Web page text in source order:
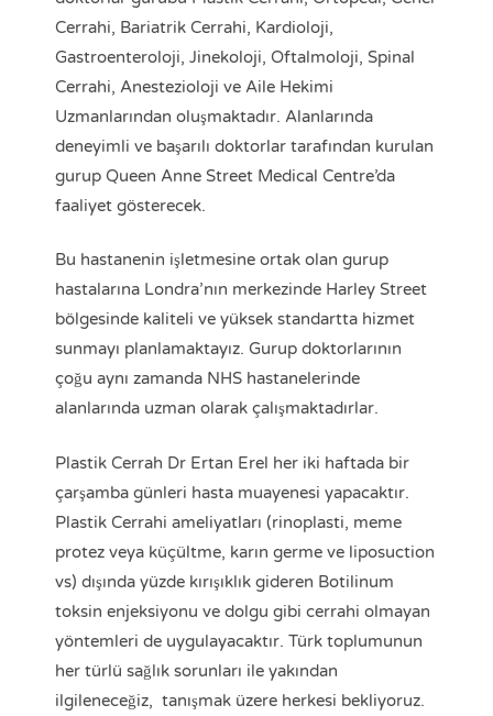
Cerrahi, Bariatrik Cerrahi, Kardioloji,
Gastroenteroloji, Jinekoloji, Oftalmoloji, Spinal
Cerrahi, Anestezioloji ve Aile Hekimi
Uzmanlarından oluşmaktadır. Alanlarında
deneyimli ve başarılı doktorlar tarafından kurulan
gurup Queen Anne Street Medical Centre’da
faaliyet gösterecek.
Bu hastanenin işletmesine ortak olan gurup
hastalarına Londra’nın merkezinde Harley Street
bölgesinde kaliteli ve yüksek standartta hizmet
sunmayı planlamaktayız. Gurup doktorlarının
çoğu aynı zamanda NHS hastanelerinde
alanlarında uzman olarak çalışmaktadırlar.
Plastik Cerrah Dr Ertan Erel her iki haftada bir
çarşamba günleri hasta muayenesi yapacaktır.
Plastik Cerrahi ameliyatları (rinoplasti, meme
protez veya küçültme, karın germe ve liposuction
vs) dışında yüzde kırışıklık gideren Botilinum
toksin enjeksiyonu ve dolgu gibi cerrahi olmayan
yöntemleri de uygulayacaktır. Türk toplumunun
her türlü sağlık sorunları ile yakından
ilgileneceğiz, tanışmak üzere herkesi bekliyoruz.